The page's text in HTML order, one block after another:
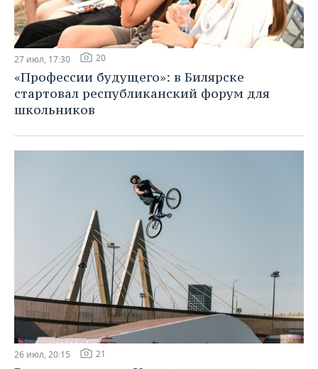
27 июл, 17:30 20
«Профессии будущего»: в Билярске
стартовал республиканский форум для
школьников
26 июл, 20:15 21